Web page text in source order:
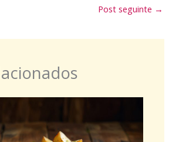
Post seguinte →